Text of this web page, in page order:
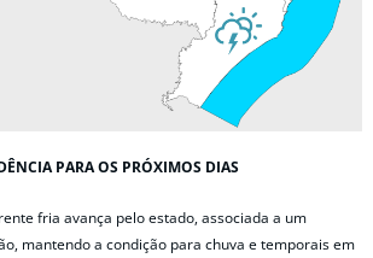
PARA OS PRÓXIMOS DIAS
fria avança pelo estado, associada a um
mantendo a condição para chuva e temporais em